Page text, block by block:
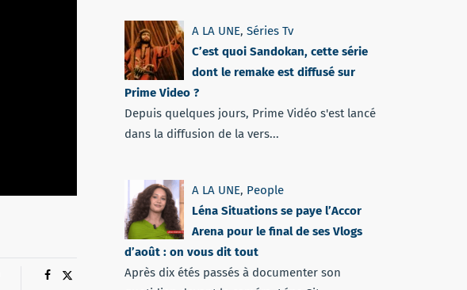
A LA UNE, Séries Tv
C’est quoi Sandokan, cette série
dont le remake est diffusé sur
Prime Video ?
Depuis quelques jours, Prime Vidéo s'est lancé
dans la diffusion de la vers...
A LA UNE, People
Léna Situations se paye l’Accor
Arena pour le final de ses Vlogs
d’août : on vous dit tout
Après dix étés passés à documenter son